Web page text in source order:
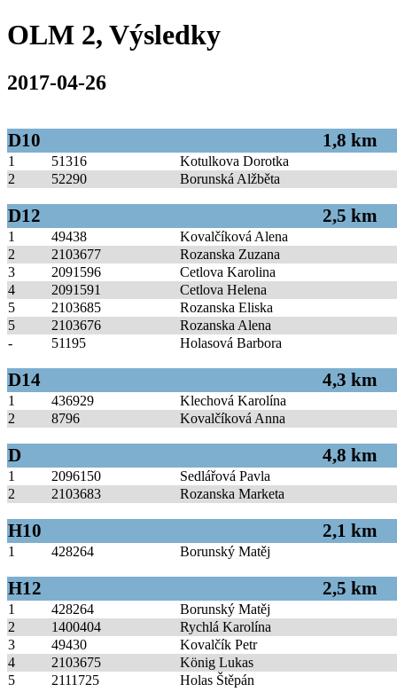
OLM 2, Výsledky
2017-04-26
D10 1,8 km
1 51316
Kotulkova Dorotka
2
52290 Borunská Alžběta
D12 2,5 km
1 49438
Kovalčíková Alena
2
2103677
Rozanska Zuzana
3
2091596
Cetlova Karolina
4
2091591
Cetlova Helena
5
2103685
Rozanska Eliska
5
2103676
Rozanska Alena
-
51195 Holasová Barbora
D14 4,3 km
1 436929
Klechová Karolína
2
8796 Kovalčíková Anna
D 4,8 km
1 2096150
Sedlářová Pavla
2
2103683 Rozanska Marketa
H10 2,1 km
1 428264 Borunský Matěj
H12 2,5 km
1 428264
Borunský Matěj
2
1400404
Rychlá Karolína
3
49430
Kovalčík Petr
4
2103675
König Lukas
5
2111725 Holas Štěpán